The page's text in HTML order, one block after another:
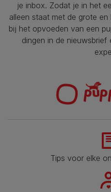
je inbox. Zodat je in het
alleen staat met de grote
bij het opvoeden van een
dingen in de
Tips voor elke